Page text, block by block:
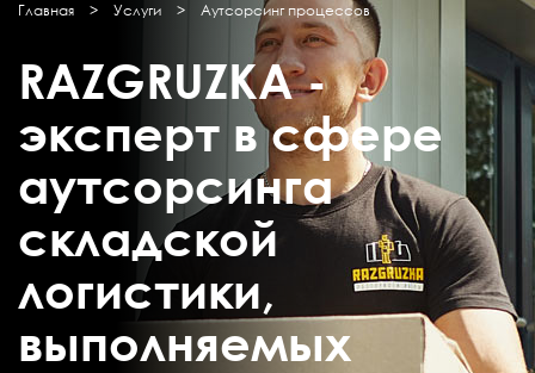
Главная > Услуги > Аутсорсинг процессов
RAZGRUZKA -
эксперт в сфере
аутсорсинга
складской
логистики,
выполняемых